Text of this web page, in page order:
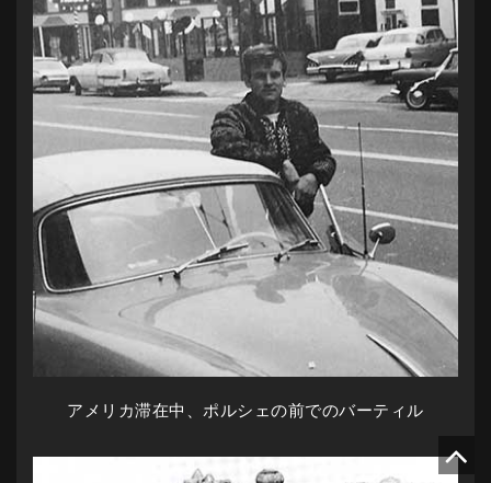
アメリカ滞在中、ポルシェの前でのバーティル